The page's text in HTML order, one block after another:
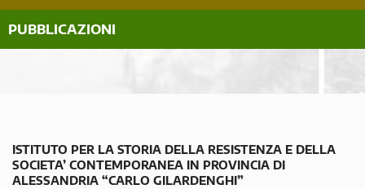
PUBBLICAZIONI
ISTITUTO PER LA STORIA DELLA RESISTENZA E DELLA
SOCIETA’ CONTEMPORANEA IN PROVINCIA DI
ALESSANDRIA “CARLO GILARDENGHI”